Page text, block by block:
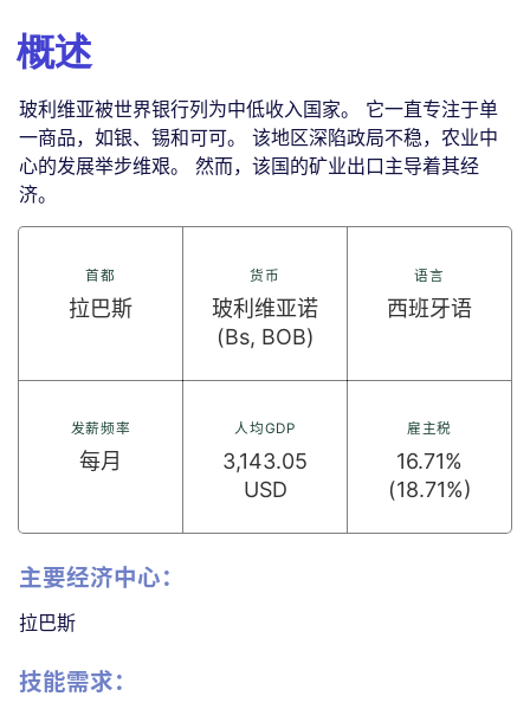
概述
玻利维亚被世界银行列为中低收入国家。 它一直专注于单
一商品，如银、锡和可可。 该地区深陷政局不稳，农业中
心的发展举步维艰。 然而，该国的矿业出口主导着其经
济。
首都
拉巴斯
货币
玻利维亚诺
(Bs, BOB)
语言
西班牙语
发薪频率
每月
人均GDP
3,143.05
USD
雇主税
16.71%
(18.71%)
主要经济中心：
拉巴斯
技能需求：